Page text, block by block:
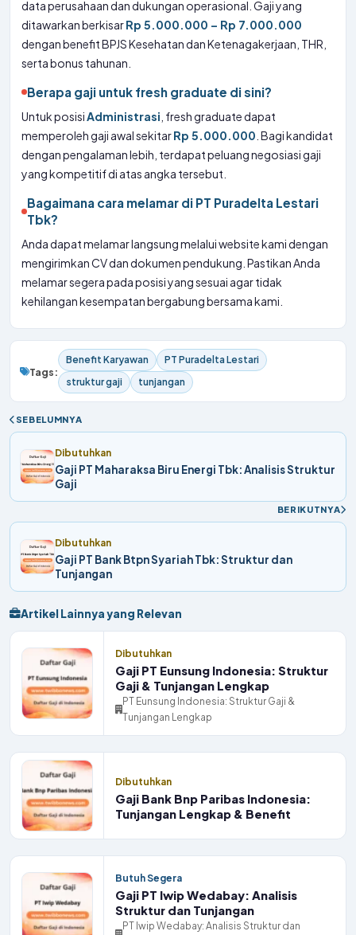
data perusahaan dan dukungan operasional. Gaji yang
ditawarkan berkisarRp 5.000.000 – Rp 7.000.000
dengan benefit BPJS Kesehatan dan Ketenagakerjaan, THR,
serta bonus tahunan.
Berapa gaji untuk fresh graduate di sini?
Untuk posisiAdministrasi , fresh graduate dapat
memperoleh gaji awal sekitarRp 5.000.000 . Bagi kandidat
dengan pengalaman lebih, terdapat peluang negosiasi gaji
yang kompetitif di atas angka tersebut.
Bagaimana cara melamar di PT Puradelta Lestari
Tbk?
Anda dapat melamar langsung melalui website kami dengan
mengirimkan CV dan dokumen pendukung. Pastikan Anda
melamar segera pada posisi yang sesuai agar tidak
kehilangan kesempatan bergabung bersama kami.
Tags:
Benefit Karyawan
PT Puradelta Lestari
struktur gaji
tunjangan
SEBELUMNYA
Dibutuhkan
Gaji PT Maharaksa Biru Energi Tbk: Analisis Struktur
Gaji
BERIKUTNYA
Dibutuhkan
Gaji PT Bank Btpn Syariah Tbk: Struktur dan
Tunjangan
Artikel Lainnya yang Relevan
Dibutuhkan
Gaji PT Eunsung Indonesia: Struktur
Gaji & Tunjangan Lengkap
PT Eunsung Indonesia: Struktur Gaji &
Tunjangan Lengkap
Dibutuhkan
Gaji Bank Bnp Paribas Indonesia:
Tunjangan Lengkap & Benefit
Butuh Segera
Gaji PT Iwip Wedabay: Analisis
Struktur dan Tunjangan
PT Iwip Wedabay: Analisis Struktur dan